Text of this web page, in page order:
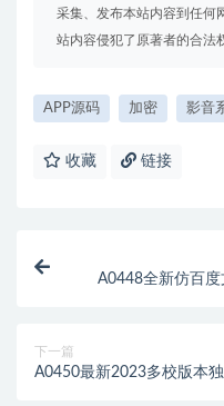
采集、发布本站内容到任何
站内容侵犯了原著者的合法
APP源码 加密 影音
收藏 链接
A0448全新仿百度
下一篇
A0450最新2023多校版本